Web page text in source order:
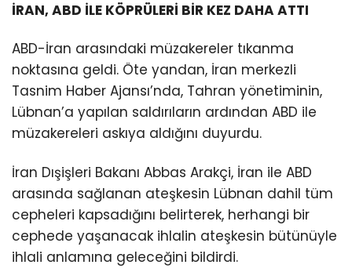
İRAN, ABD İLE KÖPRÜLERİ BİR KEZ DAHA ATTI
ABD-İran arasındaki müzakereler tıkanma
noktasına geldi. Öte yandan, İran merkezli
Tasnim Haber Ajansı’nda, Tahran yönetiminin,
Lübnan’a yapılan saldırıların ardından ABD ile
müzakereleri askıya aldığını duyurdu.
İran Dışişleri Bakanı Abbas Arakçi, İran ile ABD
arasında sağlanan ateşkesin Lübnan dahil tüm
cepheleri kapsadığını belirterek, herhangi bir
cephede yaşanacak ihlalin ateşkesin bütünüyle
ihlali anlamına geleceğini bildirdi.